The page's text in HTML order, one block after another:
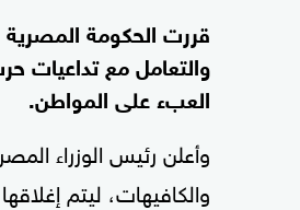
قررت الحكومة المصرية
والتعامل مع تداعيات
العبء على المواطن.
وأعلن رئيس الوزراء
والكافيهات، ليتم